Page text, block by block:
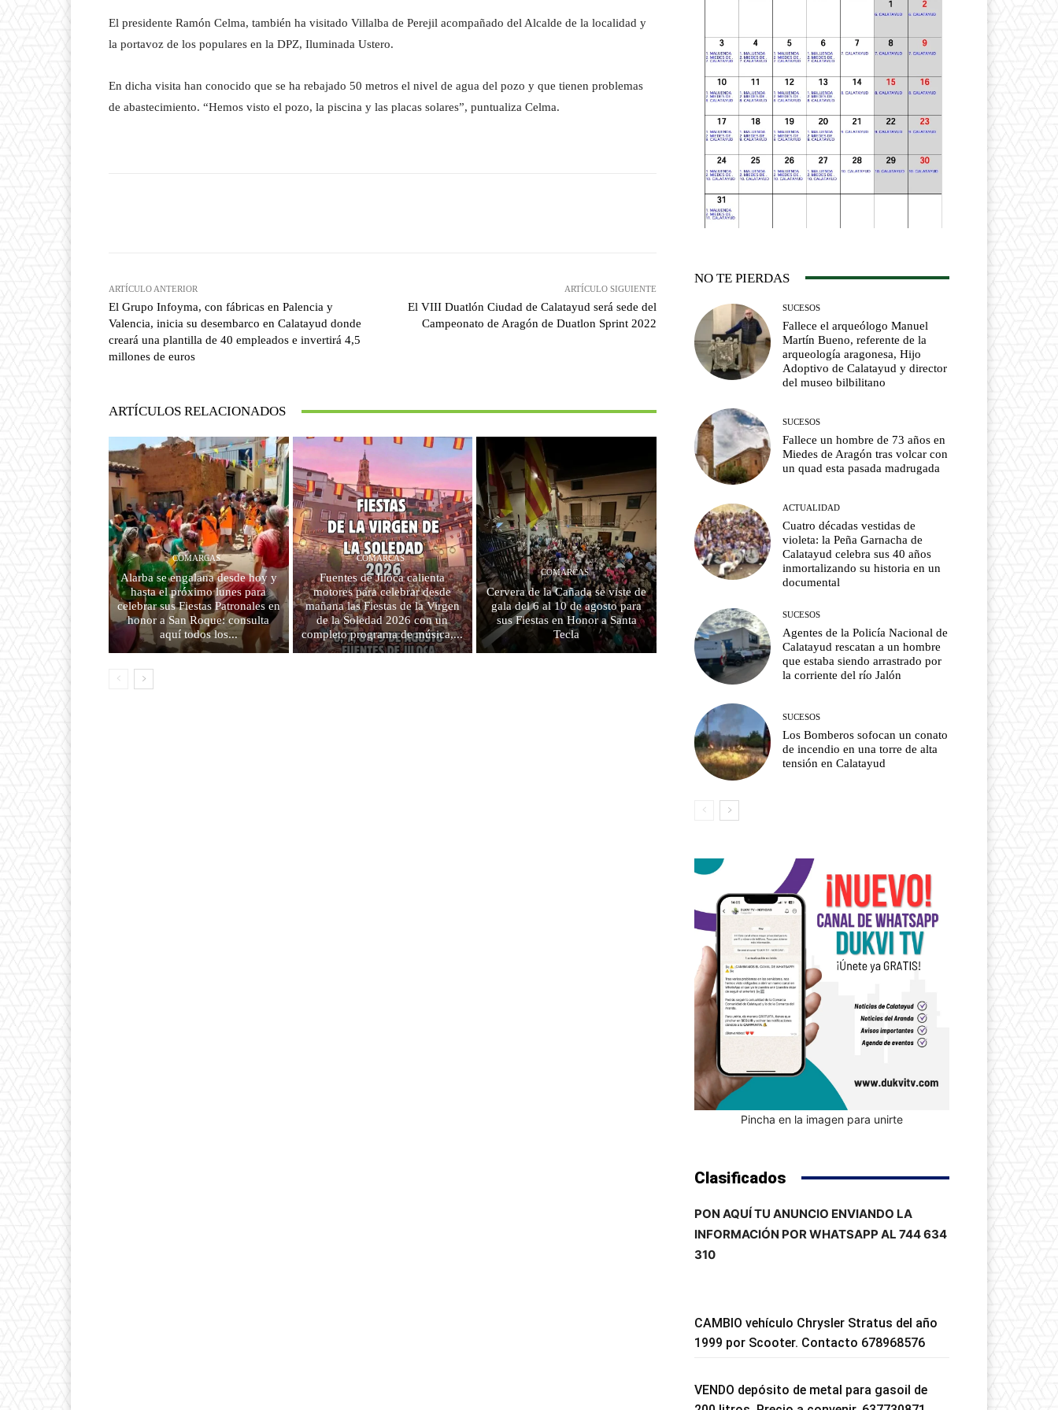
El presidente Ramón Celma, también ha visitado Villalba de Perejil acompañado del Alcalde de la localidad y
la portavoz de los populares en la DPZ, Iluminada Ustero.
En dicha visita han conocido que se ha rebajado 50 metros el nivel de agua del pozo y que tienen problemas
de abastecimiento. “Hemos visto el pozo, la piscina y las placas solares”, puntualiza Celma.
ARTÍCULO ANTERIOR
El Grupo Infoyma, con fábricas en Palencia y
Valencia, inicia su desembarco en Calatayud donde
creará una plantilla de 40 empleados e invertirá 4,5
millones de euros
ARTÍCULO SIGUIENTE
El VIII Duatlón Ciudad de Calatayud será sede del
Campeonato de Aragón de Duatlon Sprint 2022
ARTÍCULOS RELACIONADOS
COMARCAS
Alarba se engalana desde hoy y
hasta el próximo lunes para
celebrar sus Fiestas Patronales en
honor a San Roque: consulta
aquí todos los...
COMARCAS
Fuentes de Jiloca calienta
motores para celebrar desde
mañana las Fiestas de la Virgen
de la Soledad 2026 con un
completo programa de música,...
COMARCAS
Cervera de la Cañada se viste de
gala del 6 al 10 de agosto para
sus Fiestas en Honor a Santa
Tecla
NO TE PIERDAS
SUCESOS
Fallece el arqueólogo Manuel
Martín Bueno, referente de la
arqueología aragonesa, Hijo
Adoptivo de Calatayud y director
del museo bilbilitano
SUCESOS
Fallece un hombre de 73 años en
Miedes de Aragón tras volcar con
un quad esta pasada madrugada
ACTUALIDAD
Cuatro décadas vestidas de
violeta: la Peña Garnacha de
Calatayud celebra sus 40 años
inmortalizando su historia en un
documental
SUCESOS
Agentes de la Policía Nacional de
Calatayud rescatan a un hombre
que estaba siendo arrastrado por
la corriente del río Jalón
SUCESOS
Los Bomberos sofocan un conato
de incendio en una torre de alta
tensión en Calatayud
Pincha en la imagen para unirte
Clasificados
PON AQUÍ TU ANUNCIO ENVIANDO LA
INFORMACIÓN POR WHATSAPP AL 744 634
310
CAMBIO vehículo Chrysler Stratus del año
1999 por Scooter. Contacto 678968576
VENDO depósito de metal para gasoil de